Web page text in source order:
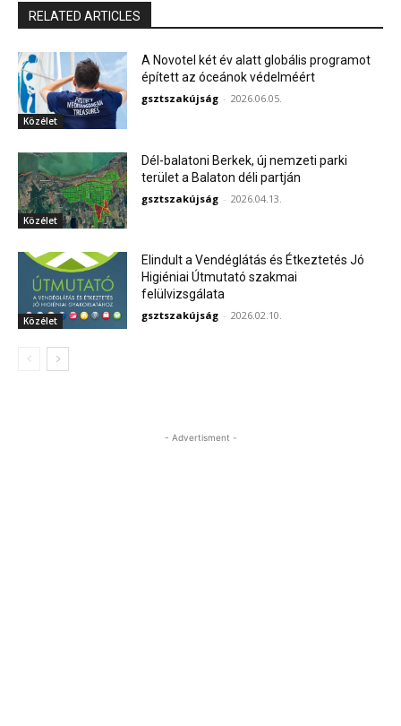
RELATED ARTICLES
Közélet
A Novotel két év alatt globális programot
épített az óceánok védelméért
gsztszakújság - 2026.06.05.
Közélet
Dél-balatoni Berkek, új nemzeti parki
terület a Balaton déli partján
gsztszakújság - 2026.04.13.
Közélet
Elindult a Vendéglátás és Étkeztetés Jó
Higiéniai Útmutató szakmai
felülvizsgálata
gsztszakújság - 2026.02.10.
- Advertisment -